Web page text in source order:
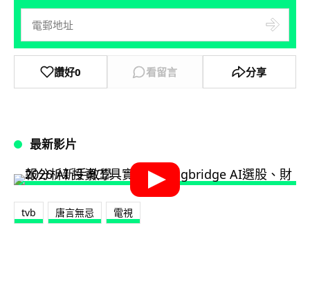
讚好0 看留言 分享
最新影片
tvb 唐言無忌 電視